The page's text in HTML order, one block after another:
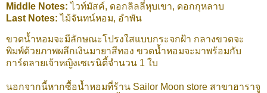
Middle Notes:ไวท์มัสค์, ดอกลิลลี่หุบเขา, ดอกกุหลาบ
Last Notes:ไม้จันทน์หอม, อำพัน
ขวดน้ำหอมจะมีลักษณะโปรงใสแบบกระจกฝ้า กลางขวดจะ
พิมพ์ด้วยภาพผลึกเงินมายาสีทอง ขวดน้ำหอมจะมาพร้อมกับ
การ์ดลายเจ้าหญิงเซเรนิตี้จำนวน 1 ใบ
นอกจากนี้หากซื้อน้ำหอมที่ร้าน Sailor Moon store สาขาฮาราจู